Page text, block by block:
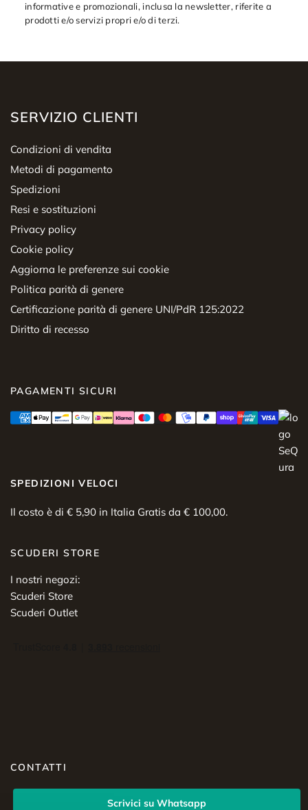
informative e promozionali, inclusa la newsletter, riferite a
prodotti e/o servizi propri e/o di terzi.
SERVIZIO CLIENTI
Condizioni di vendita
Metodi di pagamento
Spedizioni
Resi e sostituzioni
Privacy policy
Cookie policy
Aggiorna le preferenze sui cookie
Politica parità di genere
Certificazione parità di genere UNI/PdR 125:2022
Diritto di recesso
PAGAMENTI SICURI
SPEDIZIONI VELOCI
Il costo è di € 5,90 in Italia Gratis da € 100,00.
SCUDERI STORE
I nostri negozi:
Scuderi Store
Scuderi Outlet
CONTATTI
Scrivici su Whatsapp